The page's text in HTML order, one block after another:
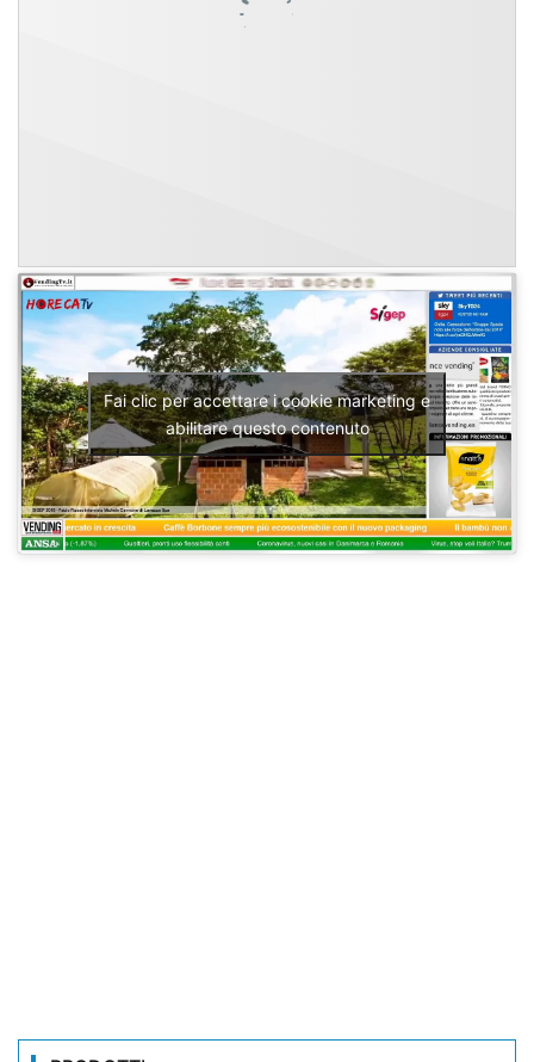
Fai clic per accettare i cookie marketing e
abilitare questo contenuto